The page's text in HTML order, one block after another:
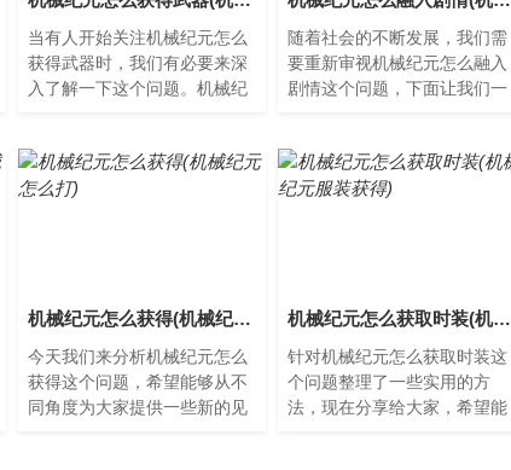
当有人开始关注机械纪元怎么
获得武器时，我们有必要来深
入了解一下这个问题。机械纪
么...
随着社会的不断发展，我们需
要重新审视机械纪元怎么融入
剧情这个问题，下面让我们一
械...
机械纪元怎么获得(机械纪元怎么打)
今天我们来分析机械纪元怎么
获得这个问题，希望能够从不
同角度为大家提供一些新的见
机械纪元怎么获取时装(机械纪元服装获得)
针对机械纪元怎么获取时装这
个问题整理了一些实用的方
法，现在分享给大家，希望能